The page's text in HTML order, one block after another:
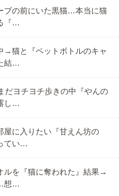
ブの前にいた黒猫…本当に猫
『…
→猫と『ペットボトルのキャ
結…
ヨチヨチ歩きの中『やんの
し…
屋に入りたい『甘えん坊の
てい…
ルを『猫に奪われた』結果→
想…